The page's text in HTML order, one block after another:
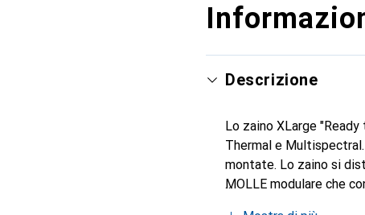
Descrizione
Lo zaino XLarge
Thermal e
montate. Lo zaino si
MOLLE modulare che